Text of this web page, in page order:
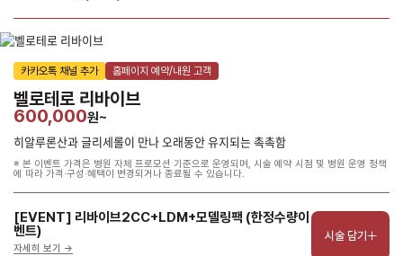
카카오톡 채널 추가 홈페이지 예약/내원 고객
벨로테로 리바이브
600,000원~
히알루론산과 글리세롤이 만나 오래동안 유지되는 촉촉함
※ 본 이벤트 가격은 병원 자체 프로모션 기준으로 운영되며, 시술 예약 시점 및 병원 운영 정책
에 따라 가격·구성·혜택이 변경되거나 종료될 수 있습니다.
[EVENT] 리바이브2CC+LDM+모델링팩 (한정수량이
벤트)
자세히 보기 ->
시술 담기